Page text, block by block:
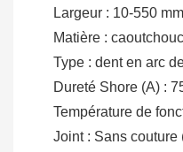
Largeur : 10-550 mm
Matière : caoutchouc
Type : dent en arc
Dureté Shore (A) :
Température de
Joint : Sans couture